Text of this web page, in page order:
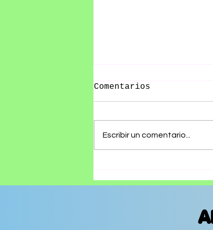
Comentarios
Escribir un comentario...